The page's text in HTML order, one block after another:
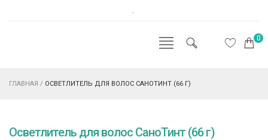
.
0
ГЛАВНАЯ / ОСВЕТЛИТЕЛЬ ДЛЯ ВОЛОС САНОТИНТ (66 Г)
Осветлитель для волос СаноТинт (66 г)